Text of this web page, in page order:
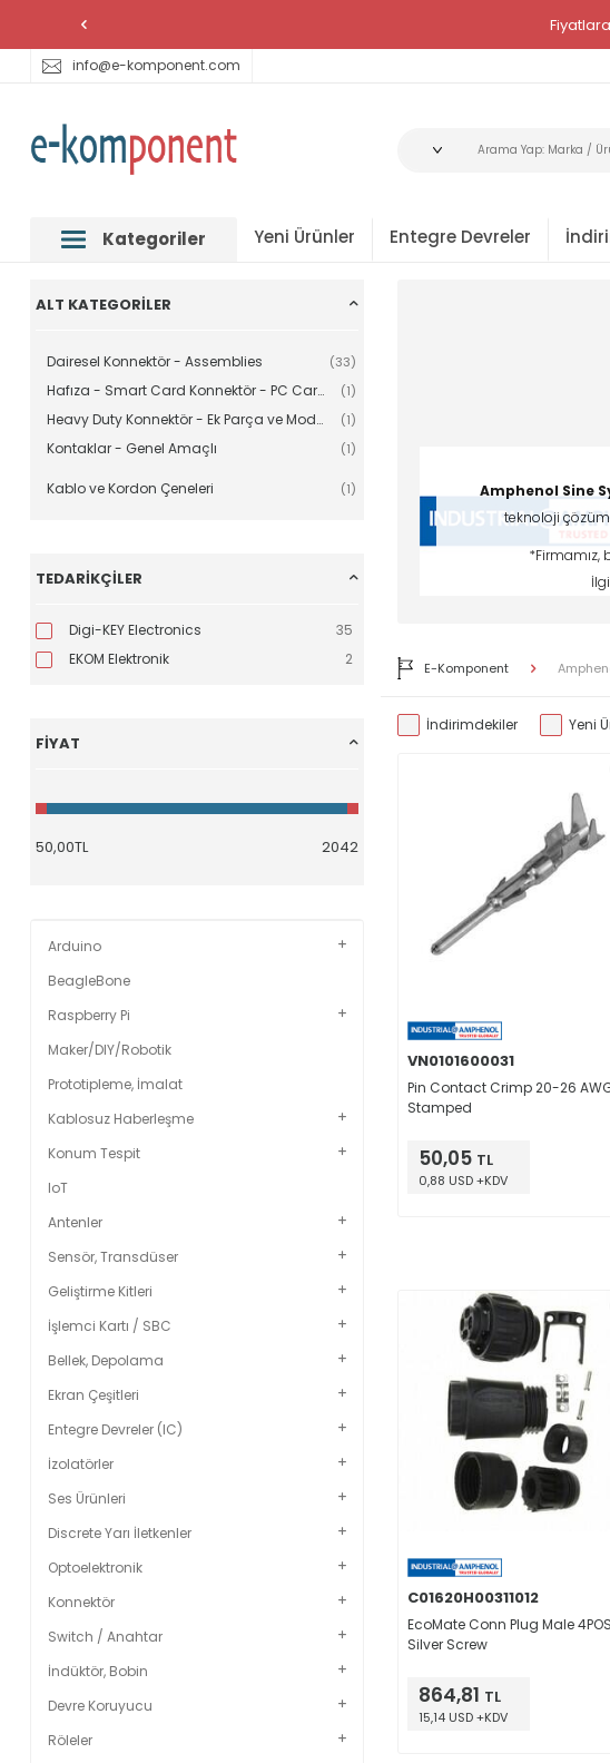
info@e-komponent.com
Kategoriler Yeni Ürünler Entegre Devreler
ALT KATEGORILER
Dairesel Konnektör - Assemblies (33)
Hafıza - Smart Card Konnektör - PC Card Soketler (1)
Heavy Duty Konnektör - Ek Parça ve Modüller (1)
Kontaklar - Genel Amaçlı (1)
Kablo ve Kordon Çeneleri (1)
TEDARIKÇILER
Digi-KEY Electronics
35
EKOM Elektronik
2
FIYAT
Arduino
BeagleBone
Raspberry Pi
Maker/DIY/Robotik
Prototipleme, İmalat
Kablosuz Haberleşme
Konum Tespit
IoT
Antenler
Sensör, Transdüser
Geliştirme Kitleri
İşlemci Kartı / SBC
Bellek, Depolama
Ekran Çeşitleri
Entegre Devreler (IC)
İzolatörler
Ses Ürünleri
Discrete Yarı İletkenler
Optoelektronik
Konnektör
Switch / Anahtar
İndüktör, Bobin
Devre Koruyucu
Röleler
Amphenol Sine
teknoloji
E-Komponent
İndirimdekiler Yeni
VN0101600031
Pin Contact Crimp 20-26
Stamped
50,05 TL
0,88 USD +KDV
C01620H00311012
EcoMate Conn Plug Male 4POS
Silver Screw
864,81 TL
15,14 USD +KDV